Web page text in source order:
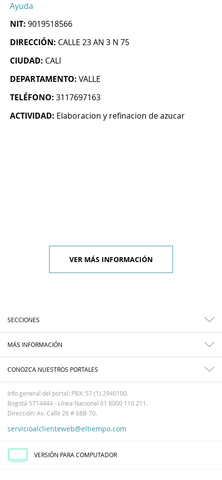
Ayuda
NIT: 9019518566
DIRECCIÓN: CALLE 23 AN 3 N 75
CIUDAD: CALI
DEPARTAMENTO: VALLE
TELÉFONO: 3117697163
ACTIVIDAD: Elaboracion y refinacion de azucar
VER MÁS INFORMACIÓN
SECCIONES
MÁS INFORMACIÓN
CONOZCA NUESTROS PORTALES
Info general del portal: PBX: 57 (1) 2940100.
Bogotá 5714444 - Línea Nacional 01 8000 110 211.
Dirección: Av. Calle 26 # 68B-70.
servicioalclienteweb@eltiempo.com
VERSIÓN PARA COMPUTADOR